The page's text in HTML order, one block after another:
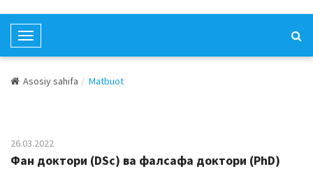
T
o
g
N
a
Asosiy sahifa Matbuot
26.03.2022
Фан доктори (DSc) ва фалсафа доктори (PhD)